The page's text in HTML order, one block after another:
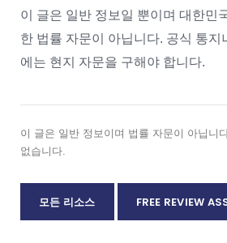
이 글은 일반 정보일 뿐이며 대한민
한 법률 자문이 아닙니다. 공식 통지
에는 현지 자문을 구해야 합니다.
이 글은 일반 정보이며 법률 자문이 아닙니
없습니다.
모든 리소스 FREE REVIEW